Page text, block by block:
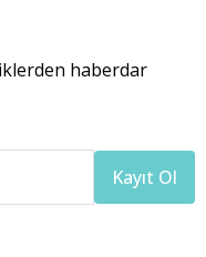
haberdar
Kayıt Ol